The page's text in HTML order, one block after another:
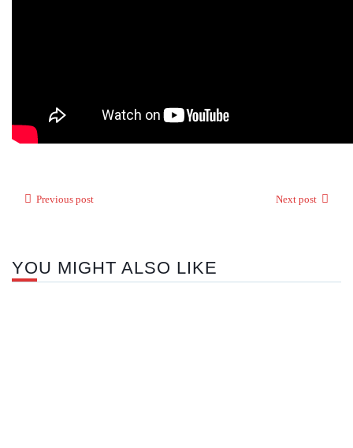
Previous post Next post
YOU MIGHT ALSO LIKE